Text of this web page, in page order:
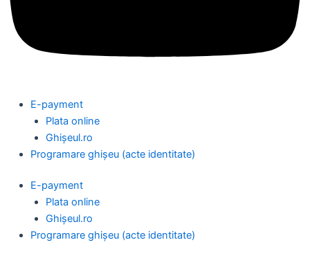
E-payment
Plata online
Ghișeul.ro
Programare ghișeu (acte identitate)
E-payment
Plata online
Ghișeul.ro
Programare ghișeu (acte identitate)